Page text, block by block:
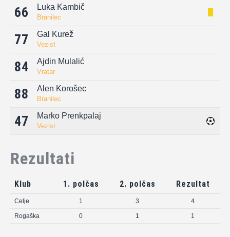
66 Luka Kambič
Branilec
77 Gal Kurež
Vezist
84 Ajdin Mulalić
Vratar
88 Alen Korošec
Branilec
47 Marko Prenkpalaj
Vezist
Rezultati
Klub 1. polčas 2. polčas Rezultat
Celje 1 3 4
Rogaška 0 1 1